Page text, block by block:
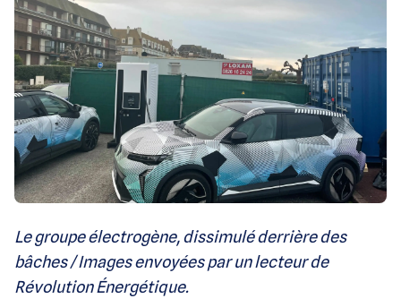
Le groupe électrogène, dissimulé derrière des
bâches / Images envoyées par un lecteur de
Révolution Énergétique.